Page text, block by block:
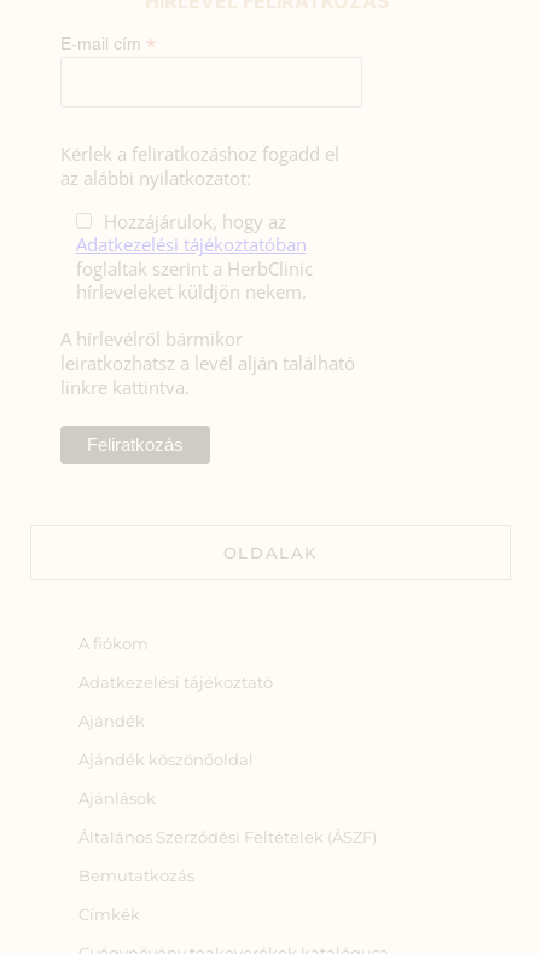
E-mail cím *
Kérlek a feliratkozáshoz fogadd el
az alábbi nyilatkozatot:
Hozzájárulok, hogy az
Adatkezelési tájékoztatóban
foglaltak szerint a HerbClinic
hírleveleket küldjön nekem.
A hírlevélről bármikor
leiratkozhatsz a levél alján található
linkre kattintva.
OLDALAK
A fiókom
Adatkezelési tájékoztató
Ajándék
Ajándék köszönőoldal
Ajánlások
Általános Szerződési Feltételek (ÁSZF)
Bemutatkozás
Címkék